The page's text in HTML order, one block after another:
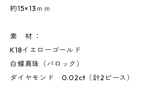
約15×13ｍｍ
素 材 ：
K18イエローゴールド
白蝶真珠（バロック）
ダイヤモンド 0.02ct（計2ピース）